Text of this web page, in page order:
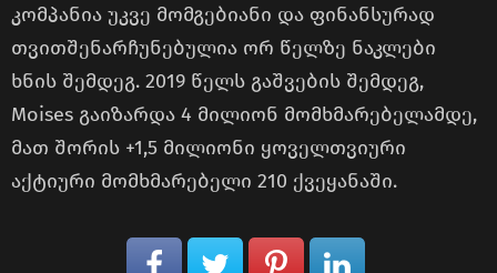
კომპანია უკვე მომგებიანი და ფინანსურად
თვითშენარჩუნებულია ორ წელზე ნაკლები
ხნის შემდეგ. 2019 წელს გაშვების შემდეგ,
Moises გაიზარდა 4 მილიონ მომხმარებელამდე,
მათ შორის +1,5 მილიონი ყოველთვიური
აქტიური მომხმარებელი 210 ქვეყანაში.